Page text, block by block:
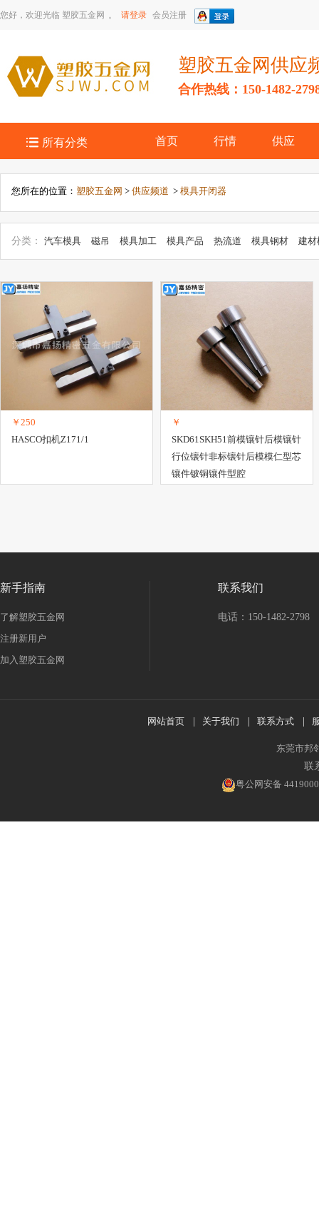
您好，欢迎光临 塑胶五金网 。 请登录 会员注册
塑胶五金网供应
合作热线：150-1482-
 所有分类 首页 行情 供应
您所在的位置： 塑胶五金网 > 供应频道 > 模具开闭器
分类： 汽车模具 磁吊 模具加工 模具产品 热流道 模具钢材
建材
具模具
工艺模具 医化模具 日用品模具 塑木模具 农具模具
打磨
饰模具
模具销售 包装模具 瓶子/瓶盖模具 滚塑模具 管胚模具
容
品/玩具模具
瓶盖模具
￥250
HASCO扣机Z171/1
￥
SKD61SKH51前模镶针后模镶针
行位镶针非标镶针后模模仁型芯
镶件铍铜镶件型腔
新手指南
了解塑胶五金网
注册新用户
加入塑胶五金网
联系我们
电话：150-1482-2798
网站首页 关于我们 联系方式
东莞市邦
联
粤公网安备